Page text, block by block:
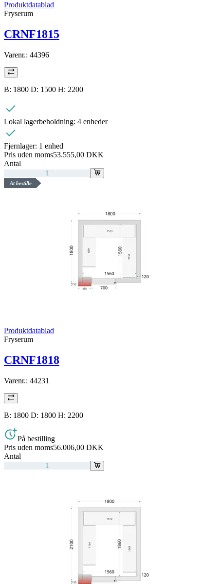
Produktdatablad
Fryserum
CRNF1815
Varenr.: 44396
B: 1800 D: 1500 H: 2200
Lokal lagerbeholdning: 4 enheder
Fjernlager: 1 enhed
Pris uden moms53.555,00 DKK
Antal
At bestille
Produktdatablad
Fryserum
CRNF1818
Varenr.: 44231
B: 1800 D: 1800 H: 2200
På bestilling
Pris uden moms56.006,00 DKK
Antal